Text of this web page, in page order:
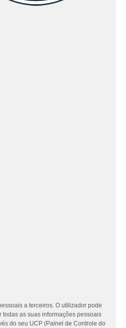
a terceiros. O utilizador pode
as suas informações pessoais
do seu UCP (Painel de Controle do